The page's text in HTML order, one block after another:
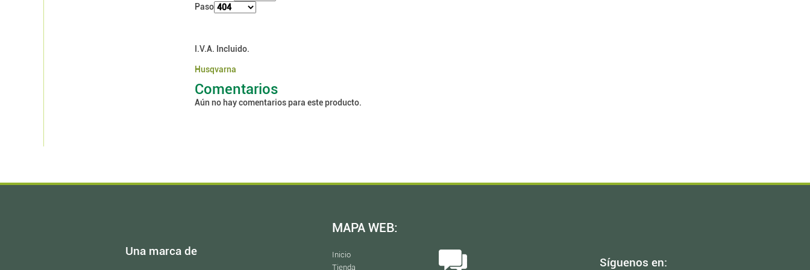
Paso
I.V.A. Incluido.
Husqvarna
Comentarios
Aún no hay comentarios para este producto.
Una marca de
MAPA WEB:
Inicio
Tienda
Síguenos en: